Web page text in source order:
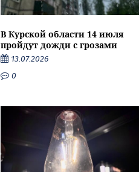
В Курской области 14 июля
пройдут дожди с грозами
13.07.2026
0